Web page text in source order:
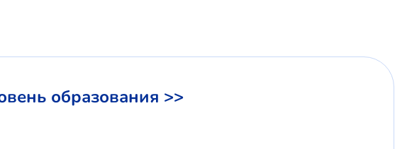
образования >>